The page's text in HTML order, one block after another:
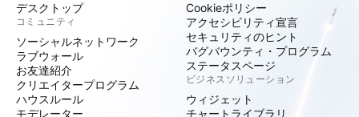
デスクトップ
コミュニティ
ソーシャルネットワーク
ラブウォール
お友達紹介
クリエイタープログラム
ハウスルール
モデレーター
Cookieポリシー
アクセシビリティ宣言
セキュリティのヒント
バグバウンティ・プログラム
ステータスページ
ビジネスソリューション
ウィジェット
チャートライブラリ